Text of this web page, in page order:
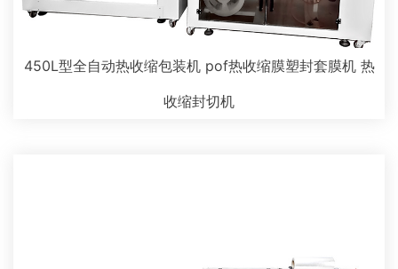
450L型全自动热收缩包装机 pof热收缩膜塑封套膜机 热
收缩封切机